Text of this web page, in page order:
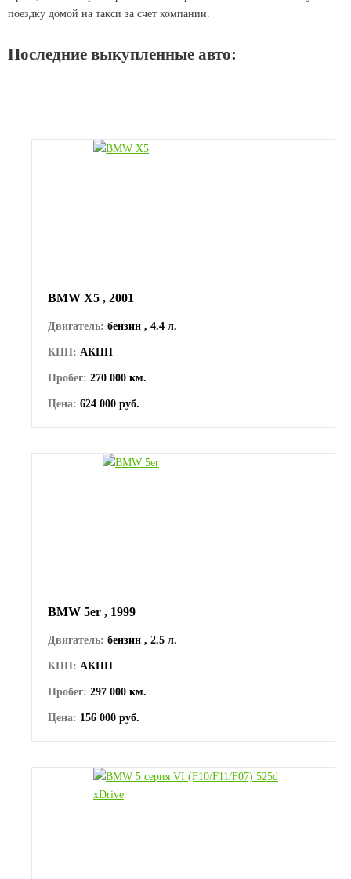
поездку домой на такси за счет компании.
Последние выкупленные авто:
BMW Х5 , 2001
Двигатель: бензин , 4.4 л.
КПП: АКПП
Пробег: 270 000 км.
Цена: 624 000 руб.
BMW 5er , 1999
Двигатель: бензин , 2.5 л.
КПП: АКПП
Пробег: 297 000 км.
Цена: 156 000 руб.